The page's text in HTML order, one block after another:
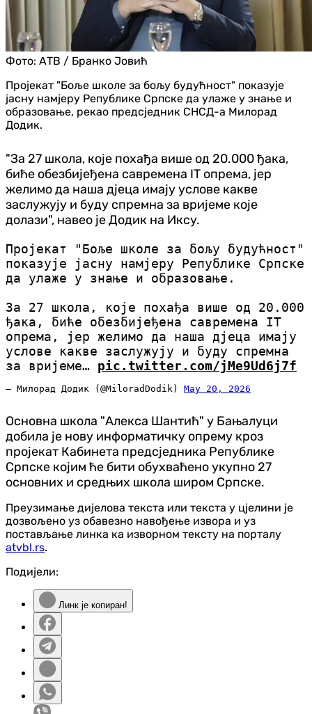
Фото: АТВ / Бранко Јовић
Пројекат "Боље школе за бољу будућност" показује
јасну намјеру Републике Српске да улаже у знање и
образовање, рекао предсједник СНСД-а Милорад
Додик.
"За 27 школа, које похађа више од 20.000 ђака,
биће обезбијеђена савремена IT опрема, јер
желимо да наша дјеца имају услове какве
заслужују и буду спремна за вријеме које
долази", навео је Додик на Иксу.
Пројекат "Боље школе за бољу будућност"
показује јасну намјеру Републике Српске
да улаже у знање и образовање.
За 27 школа, које похађа више од 20.000
ђака, биће обезбијеђена савремена IT
опрема, јер желимо да наша дјеца имају
услове какве заслужују и буду спремна
за вријеме… pic.twitter.com/jMe9Ud6j7f
— Милорад Додик (@MiloradDodik) May 20, 2026
Основна школа "Алекса Шантић" у Бањалуци
добила је нову информатичку опрему кроз
пројекат Кабинета предсједника Републике
Српске којим ће бити обухваћено укупно 27
основних и средњих школа широм Српске.
Преузимање дијелова текста или текста у цјелини је
дозвољено уз обавезно навођење извора и уз
постављање линка ка изворном тексту на порталу
atvbl.rs.
Подијели:
Линк је копиран!